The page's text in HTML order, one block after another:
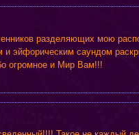
разделяющих мою
эйфорическим саундом
огромное и Мир Вам!!!